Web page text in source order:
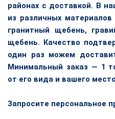
районах с доставкой. В
из различных
гранитный щебень,
щебень. Качество
один раз можем
Минимальный заказ — 1
от его вида и вашего
Запросите персональное